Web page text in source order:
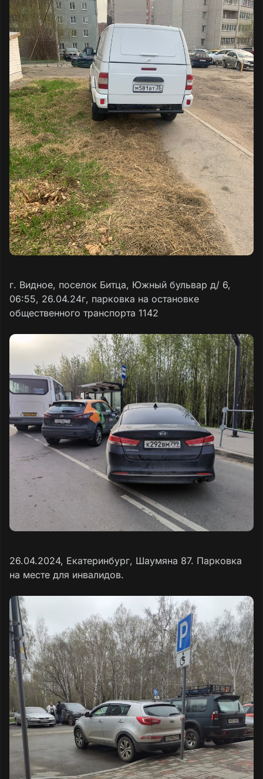
г. Видное, поселок Битца, Южный бульвар д/ 6,
06:55, 26.04.24г, парковка на остановке
общественного транспорта 1142
26.04.2024, Екатеринбург, Шаумяна 87. Парковка
на месте для инвалидов.